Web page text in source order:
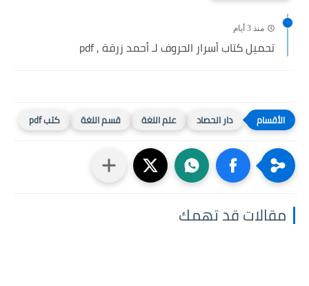
منذ 3 أيام
تحميل كتاب أسرار الحروف لـ أحمد زرقة , pdf
دار الحصاد علم اللغة قسم اللغة كتب pdf
مقالات قد تهمك